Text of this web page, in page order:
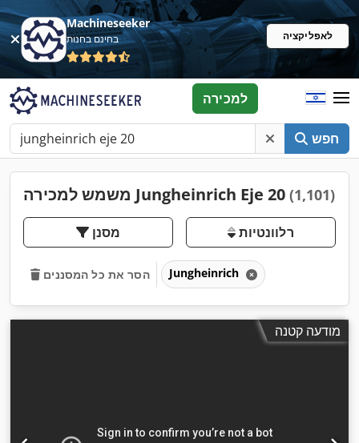
Machineseeker
בחינם בחנות לאפליקציה
חפש
למכירה
משמש למכירה Jungheinrich Eje 20 (1,101)
מסנן רלוונטיות
הסר את כל המסננים Jungheinrich
מודעה קטנה